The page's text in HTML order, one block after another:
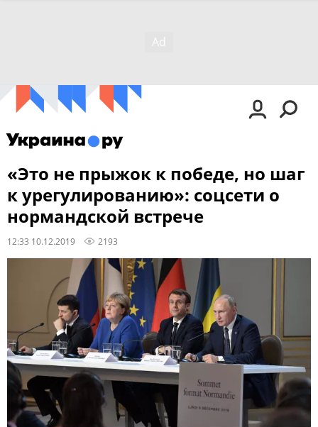
«Это не прыжок к победе, но шаг
к урегулированию»: соцсети о
нормандской встрече
12:33 10.12.2019 2193